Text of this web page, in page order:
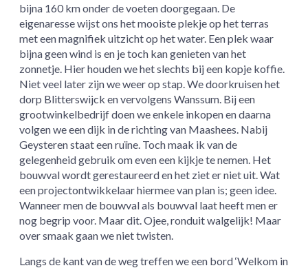
bijna 160 km onder de voeten doorgegaan. De
eigenaresse wijst ons het mooiste plekje op het terras
met een magnifiek uitzicht op het water. Een plek waar
bijna geen wind is en je toch kan genieten van het
zonnetje. Hier houden we het slechts bij een kopje koffie.
Niet veel later zijn we weer op stap. We doorkruisen het
dorp Blitterswijck en vervolgens Wanssum. Bij een
grootwinkelbedrijf doen we enkele inkopen en daarna
volgen we een dijk in de richting van Maashees. Nabij
Geysteren staat een ruïne. Toch maak ik van de
gelegenheid gebruik om even een kijkje te nemen. Het
bouwval wordt gerestaureerd en het ziet er niet uit. Wat
een projectontwikkelaar hiermee van plan is; geen idee.
Wanneer men de bouwval als bouwval laat heeft men er
nog begrip voor. Maar dit. Ojee, ronduit walgelijk! Maar
over smaak gaan we niet twisten.
Langs de kant van de weg treffen we een bord ‘Welkom in